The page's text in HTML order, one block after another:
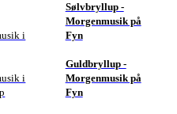
i
i
Sølvbryllup -
Morgenmusik på
Fyn
Guldbryllup -
Morgenmusik på
Fyn